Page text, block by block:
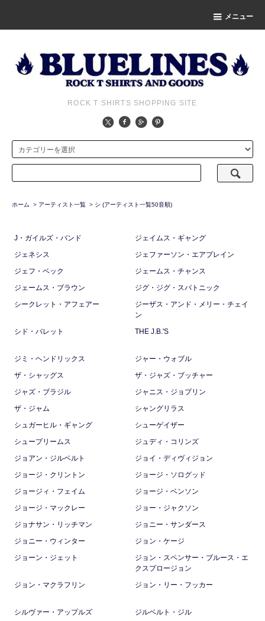
メニュー
ROCK T SHIRTS SHOPPING SITE
ホーム > アーティスト一覧 > シ (アーティスト一覧50音順)
J・ガイルズ・バンド
ジェイムス・ギャング
ジェネシス
ジェファーソン・エアプレイン
ジェフ・ベック
ジェームス・チャンス
ジェームス・ブラウン
ジグ・ジグ・スパトニック
シークレット・アフェアー
ジーザス・アンド・メリー・チェイ
ン
シド・バレット
THE J.B.'S
ジミ・ヘンドリックス
ジャー・ウォブル
ザ・シャッグス
ザ・ジャズ・ブッチャー
ジャズ・ブラジル
ジャニス・ジョプリン
ザ・ジャム
シャングリラス
シュガーヒル・ギャング
シューゲイザー
シュープリームス
ジュディ・コリンズ
ジョアン・ジルベルト
ジョイ・ディヴィジョン
ジョージ・クリントン
ジョージ・ソログッド
ジョージィ・フェイム
ジョージ・ベンソン
ジョージ・マックレー
ジョー・ジャクソン
ジョナサン・リッチマン
ジョニー・サンダース
ジョニー・ウィンター
ジョン・ケージ
ジョーン・ジェット
ジョン・スペンサー・ブルース・エ
クスプロージョン
ジョン・マクラフリン
ジョン・リー・フッカー
シルヴァー・アップルズ
ジルベルト・ジル